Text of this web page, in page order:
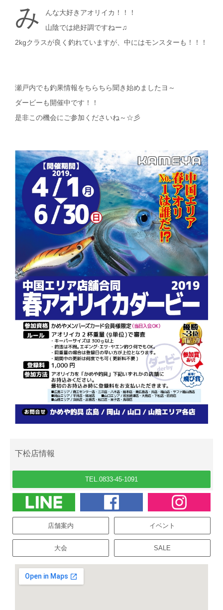
み
んな大好きアオリイカ！！！
山陰では絶好調ですねー♫
2kgクラスが良く釣れていますが、中にはモンスターも！！！
瀬戸内でも釣果情報をちらちら聞き始めましたヨ～
ダービーも開催中です！！
是非この機会にご参加くださいね～☆彡
下松店情報
TEL.0833-45-1091
店舗案内 イベント
大会 SALE